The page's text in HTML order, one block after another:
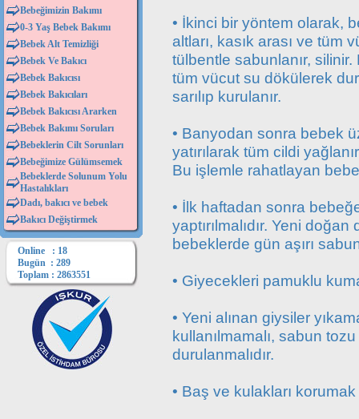
Bebeğimizin Bakımı
0-3 Yaş Bebek Bakımı
Bebek Alt Temizliği
Bebek Ve Bakıcı
Bebek Bakıcısı
Bebek Bakıcıları
Bebek Bakıcısı Ararken
Bebek Bakımı Soruları
Bebeklerin Cilt Sorunları
Bebeğimize Gülümsemek
Bebeklerde Solunum Yolu
Hastalıkları
Dadı, bakıcı ve bebek
Bakıcı Değiştirmek
Online : 18
Bugün : 289
Toplam : 2863551
• İkinci bir yöntem olarak,
altları, kasık arası ve
tülbentle sabunlanır,
tüm vücut su dökülerek
sarılıp kurulanır.
• Banyodan sonra bebek
yatırılarak tüm cildi
Bu işlemle rahatlayan
• İlk haftadan sonra
yaptırılmalıdır. Yeni
bebeklerde gün aşırı
• Giyecekleri pamuklu
• Yeni alınan giysiler
kullanılmamalı, sabun
durulanmalıdır.
• Baş ve kulakları